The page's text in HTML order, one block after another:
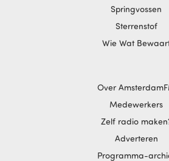
Springvossen
Sterrenstof
Wie Wat
Over
Medewerkers
Zelf radio
Adverteren
Programma-